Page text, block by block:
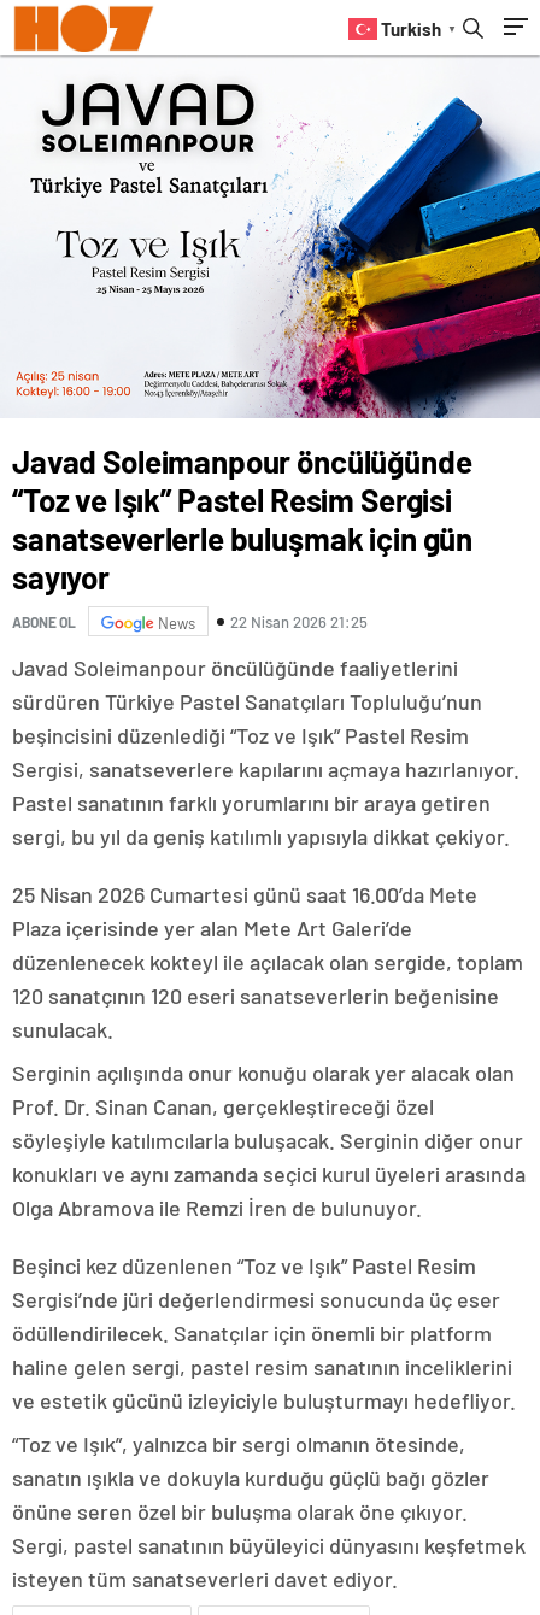
Turkish ▼
sanatseverlerle buluşmak için gün
sayıyor
Javad Soleimanpour öncülüğünde
“Toz ve Işık” Pastel Resim Sergisi
sanatseverlerle buluşmak için gün
sayıyor
ABONE OL News 22 Nisan 2026 21:25
Javad Soleimanpour öncülüğünde faaliyetlerini
sürdüren Türkiye Pastel Sanatçıları Topluluğu’nun
beşincisini düzenlediği “Toz ve Işık” Pastel Resim
Sergisi, sanatseverlere kapılarını açmaya hazırlanıyor.
Pastel sanatının farklı yorumlarını bir araya getiren
sergi, bu yıl da geniş katılımlı yapısıyla dikkat çekiyor.
25 Nisan 2026 Cumartesi günü saat 16.00’da Mete
Plaza içerisinde yer alan Mete Art Galeri’de
düzenlenecek kokteyl ile açılacak olan sergide, toplam
120 sanatçının 120 eseri sanatseverlerin beğenisine
sunulacak.
Serginin açılışında onur konuğu olarak yer alacak olan
Prof. Dr. Sinan Canan, gerçekleştireceği özel
söyleşiyle katılımcılarla buluşacak. Serginin diğer onur
konukları ve aynı zamanda seçici kurul üyeleri arasında
Olga Abramova ile Remzi İren de bulunuyor.
Beşinci kez düzenlenen “Toz ve Işık” Pastel Resim
Sergisi’nde jüri değerlendirmesi sonucunda üç eser
ödüllendirilecek. Sanatçılar için önemli bir platform
haline gelen sergi, pastel resim sanatının inceliklerini
ve estetik gücünü izleyiciyle buluşturmayı hedefliyor.
“Toz ve Işık”, yalnızca bir sergi olmanın ötesinde,
sanatın ışıkla ve dokuyla kurduğu güçlü bağı gözler
önüne seren özel bir buluşma olarak öne çıkıyor.
Sergi, pastel sanatının büyüleyici dünyasını keşfetmek
isteyen tüm sanatseverleri davet ediyor.
Yüzüne Işık Tutan İki Çarpıcı Roman